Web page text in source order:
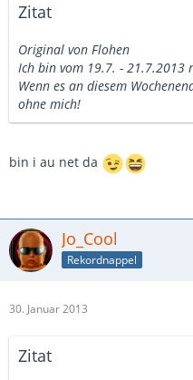
Zitat
Original von Flohen
Ich bin vom 19.7. - 21.7.2013
Wenn es an diesem
ohne mich!
bin i au net da
Jo_Cool
Rekordnappel
30. Januar 2013
Zitat